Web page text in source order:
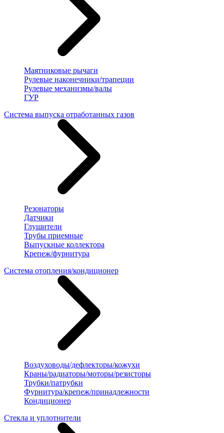
Маятниковые рычаги
Рулевые наконечники/трапеции
Рулевые механизмы/валы
ГУР
Система выпуска отработанных газов
Резонаторы
Датчики
Глушители
Трубы приемные
Выпускные коллектора
Крепеж/фурнитура
Система отопления/кондиционер
Воздуховоды/дефлекторы/кожухи
Краны/радиаторы/моторы/резисторы
Трубки/патрубки
Фурнитура/крепеж/принадлежности
Кондиционер
Стекла и уплотнители